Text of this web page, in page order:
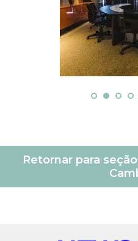
Retornar para